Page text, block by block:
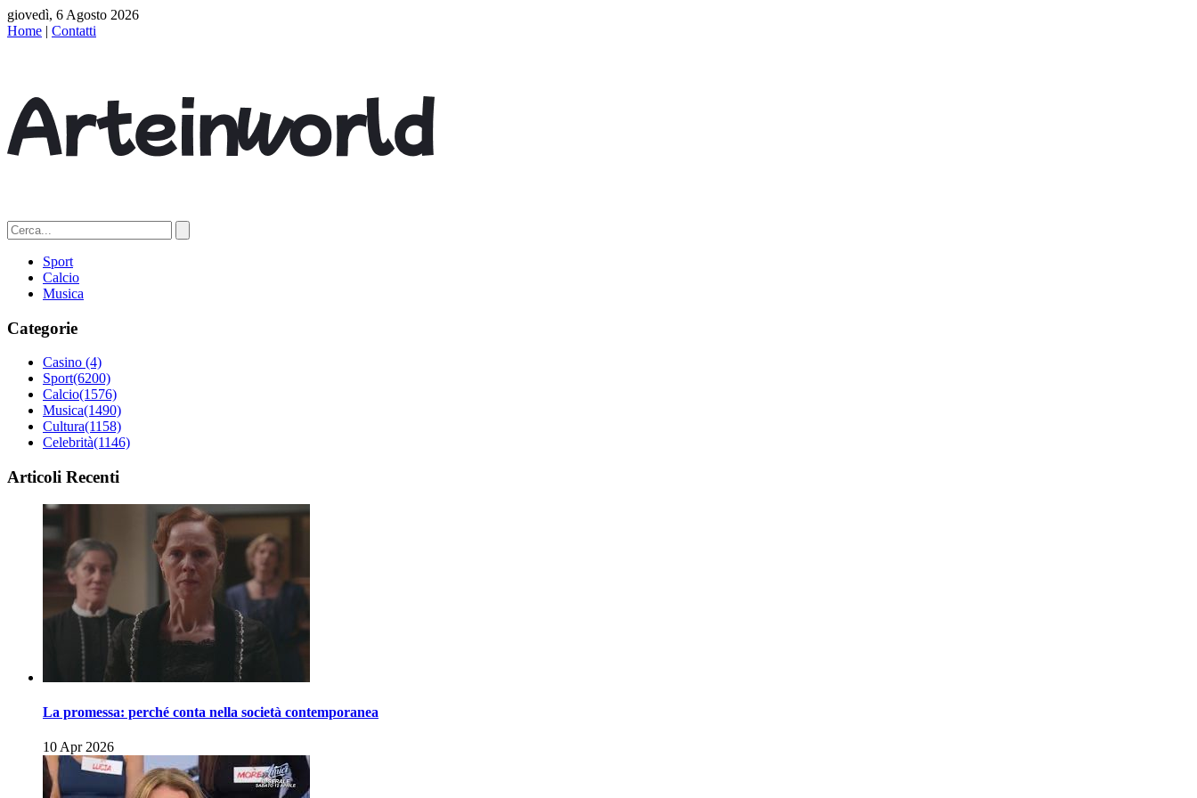
giovedì, 6 Agosto 2026
Home | Contatti
Sport
Calcio
Musica
Categorie
Casino (4)
Sport(6200)
Calcio(1576)
Musica(1490)
Cultura(1158)
Celebrità(1146)
Articoli Recenti
La promessa: perché conta nella società contemporanea
10 Apr 2026